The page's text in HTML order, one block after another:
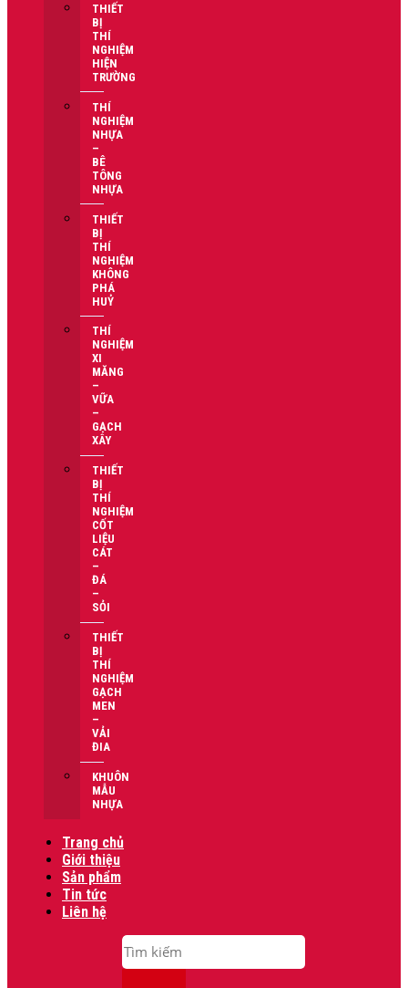
THIẾT
BỊ
THÍ
NGHIỆM
HIỆN
TRƯỜNG
THÍ
NGHIỆM
NHỰA
–
BÊ
TÔNG
NHỰA
THIẾT
BỊ
THÍ
NGHIỆM
KHÔNG
PHÁ
HUỶ
THÍ
NGHIỆM
XI
MĂNG
–
VỮA
–
GẠCH
XÂY
THIẾT
BỊ
THÍ
NGHIỆM
CỐT
LIỆU
CÁT
–
ĐÁ
–
SỎI
THIẾT
BỊ
THÍ
NGHIỆM
GẠCH
MEN
–
VẢI
ĐIA
KHUÔN
MẪU
NHỰA
Trang chủ
Giới thiệu
Sản phẩm
Tin tức
Liên hệ
Tìm
kiếm: